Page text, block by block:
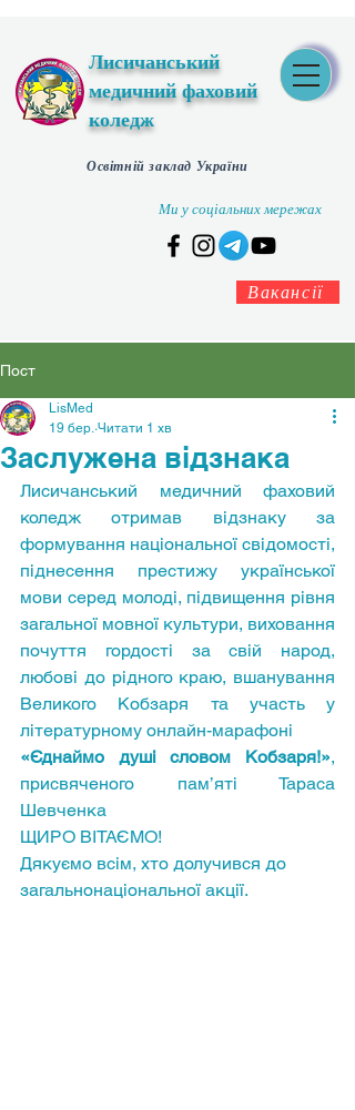
Лисичанський
медичний фаховий
коледж
Освітній заклад України
Ми у соціальних мережах
Вакансії
Пост
Заслужена відзнака
LisMed
19 бер. Читати 1 хв
Лисичанський медичний фаховий
коледж отримав відзнаку за
формування національної свідомості,
піднесення престижу української
мови серед молоді, підвищення рівня
загальної мовної культури, виховання
почуття гордості за свій народ,
любові до рідного краю, вшанування
Великого Кобзаря та участь у
літературному онлайн-марафоні
«Єднаймо душі словом Кобзаря!»,
присвяченого пам’яті Тараса
Шевченка
ЩИРО ВІТАЄМО!
Дякуємо всім, хто долучився до
загальнонаціональної акції.